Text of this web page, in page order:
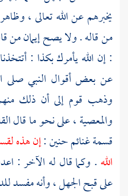
يخبرهم عن الله تعالى ،
من قاله . ولا يصح إيمان من
: إن الله يأمرك بكذا :
عن بعض أقوال النبي صلى
وذهب قوم إلى أن ذلك
والمعصية ، على نحو ما قال
قسمة غنائمحنين:إن هذه
الله. وكما قال له الآخر :
على قبح الجهل ، وأنه مفسد